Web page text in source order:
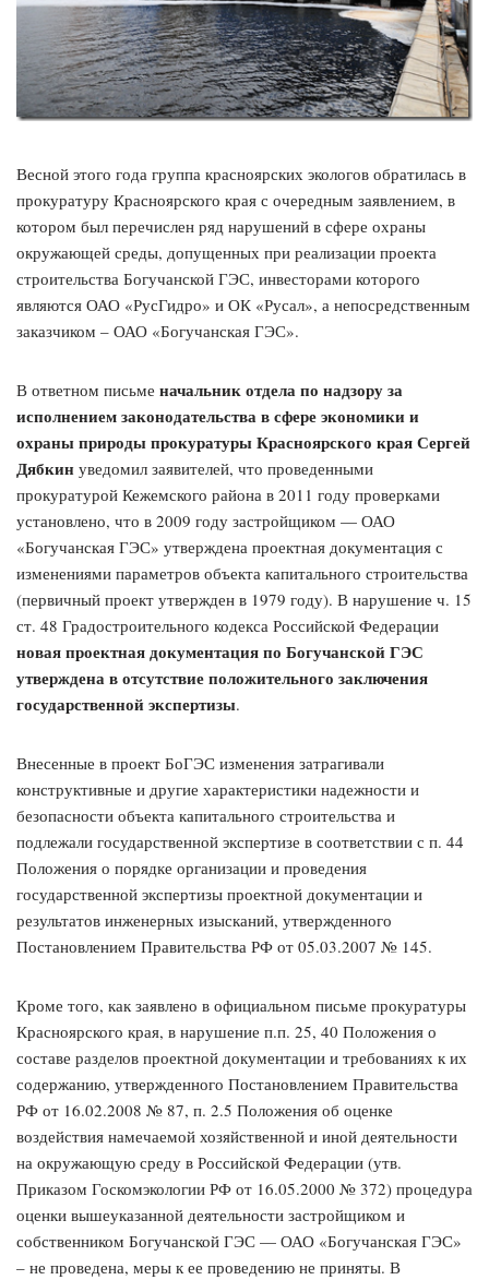
Весной этого года группа красноярских экологов обратилась в
прокуратуру Красноярского края с очередным заявлением, в
котором был перечислен ряд нарушений в сфере охраны
окружающей среды, допущенных при реализации проекта
строительства Богучанской ГЭС, инвесторами которого
являются ОАО «РусГидро» и ОК «Русал», а непосредственным
заказчиком – ОАО «Богучанская ГЭС».
В ответном письме начальник отдела по надзору за
исполнением законодательства в сфере экономики и
охраны природы прокуратуры Красноярского края Сергей
Дябкин уведомил заявителей, что проведенными
прокуратурой Кежемского района в 2011 году проверками
установлено, что в 2009 году застройщиком — ОАО
«Богучанская ГЭС» утверждена проектная документация с
изменениями параметров объекта капитального строительства
(первичный проект утвержден в 1979 году). В нарушение ч. 15
ст. 48 Градостроительного кодекса Российской Федерации
новая проектная документация по Богучанской ГЭС
утверждена в отсутствие положительного заключения
государственной экспертизы.
Внесенные в проект БоГЭС изменения затрагивали
конструктивные и другие характеристики надежности и
безопасности объекта капитального строительства и
подлежали государственной экспертизе в соответствии с п. 44
Положения о порядке организации и проведения
государственной экспертизы проектной документации и
результатов инженерных изысканий, утвержденного
Постановлением Правительства РФ от 05.03.2007 № 145.
Кроме того, как заявлено в официальном письме прокуратуры
Красноярского края, в нарушение п.п. 25, 40 Положения о
составе разделов проектной документации и требованиях к их
содержанию, утвержденного Постановлением Правительства
РФ от 16.02.2008 № 87, п. 2.5 Положения об оценке
воздействия намечаемой хозяйственной и иной деятельности
на окружающую среду в Российской Федерации (утв.
Приказом Госкомэкологии РФ от 16.05.2000 № 372) процедура
оценки вышеуказанной деятельности застройщиком и
собственником Богучанской ГЭС — ОАО «Богучанская ГЭС»
– не проведена, меры к ее проведению не приняты. В